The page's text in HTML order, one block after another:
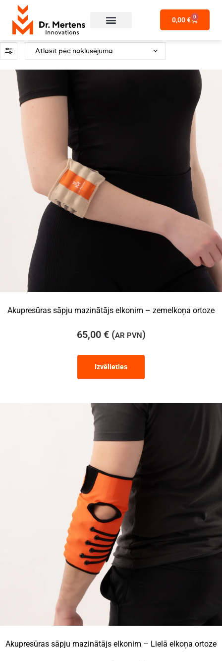
0,00€ 0
Akupresūras sāpju mazinātājs elkonim – zemelkoņa ortoze
65,00 €(AR PVN)
Izvēlieties
Akupresūras sāpju mazinātājs elkonim – Lielā elkoņa ortoze